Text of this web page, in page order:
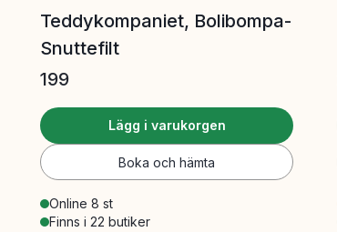
Teddykompaniet, Bolibompa-
Snuttefilt
199
Lägg i varukorgen
Boka och hämta
Online 8 st
Finns i 22 butiker